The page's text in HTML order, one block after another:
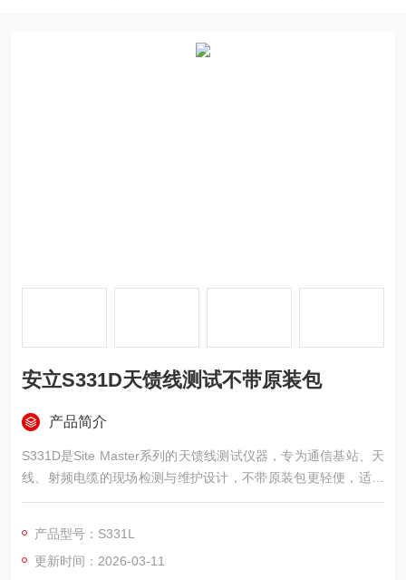
安立S331D天馈线测试不带原装包
产品简介
S331D是Site Master系列的天馈线测试仪器，专为通信基站、天
线、射频电缆的现场检测与维护设计，不带原装包更轻便，适合
户外快速作业。
产品型号：S331L
更新时间：2026-03-11